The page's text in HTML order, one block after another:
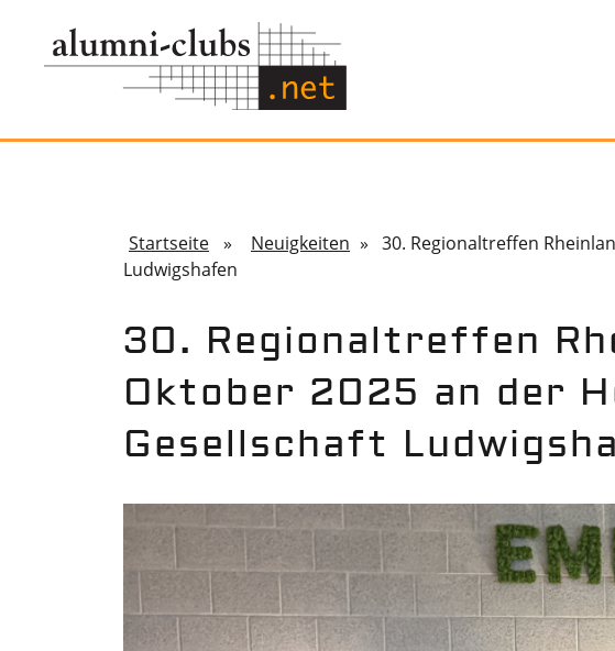
Startseite » Neuigkeiten » 30. Regionaltreffen
Ludwigshafen
30. Regionaltreffen
Oktober 2025 an der
Gesellschaft